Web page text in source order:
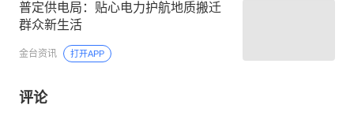
普定供电局：贴心电力护航地质搬迁
群众新生活
金台资讯 打开APP
评论